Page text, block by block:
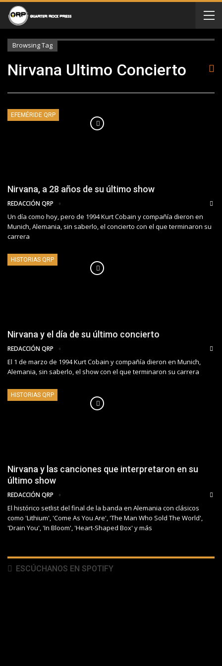
Browsing Tag
Nirvana Ultimo Concierto
EFEMÉRIDE QRP
Nirvana, a 28 años de su último show
REDACCIÓN QRP
Un día como hoy, pero de 1994 Kurt Cobain y compañía dieron en
Munich, Alemania, sin saberlo, el concierto con el que terminaron su
carrera
HISTORIAS QRP
Nirvana y el día de su último concierto
REDACCIÓN QRP
El 1 de marzo de 1994 Kurt Cobain y compañía dieron en Munich,
Alemania, sin saberlo, el show con el que terminaron su carrera
HISTORIAS QRP
Nirvana y las canciones que interpretaron en su
último show
REDACCIÓN QRP
El histórico setlist del final de la banda en Alemania con clásicos
como 'Lithium', 'Come As You Are', 'The Man Who Sold The World',
'Drain You', 'In Bloom', 'Heart-Shaped Box' y más
ESCÚCHANOS EN SPOTIFY